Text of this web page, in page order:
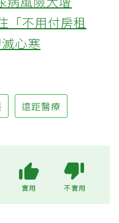
「不用付房租
心寒
遠距醫療
實用 不實用